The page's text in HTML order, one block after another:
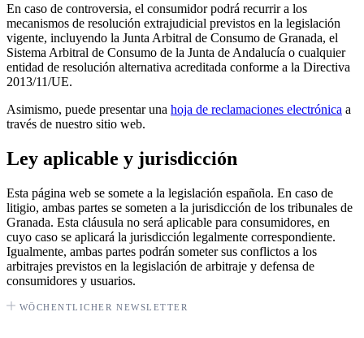
En caso de controversia, el consumidor podrá recurrir a los
mecanismos de resolución extrajudicial previstos en la legislación
vigente, incluyendo la Junta Arbitral de Consumo de Granada, el
Sistema Arbitral de Consumo de la Junta de Andalucía o cualquier
entidad de resolución alternativa acreditada conforme a la Directiva
2013/11/UE.
Asimismo, puede presentar una hoja de reclamaciones electrónica a
través de nuestro sitio web.
Ley aplicable y jurisdicción
Esta página web se somete a la legislación española. En caso de
litigio, ambas partes se someten a la jurisdicción de los tribunales de
Granada. Esta cláusula no será aplicable para consumidores, en
cuyo caso se aplicará la jurisdicción legalmente correspondiente.
Igualmente, ambas partes podrán someter sus conflictos a los
arbitrajes previstos en la legislación de arbitraje y defensa de
consumidores y usuarios.
WÖCHENTLICHER NEWSLETTER